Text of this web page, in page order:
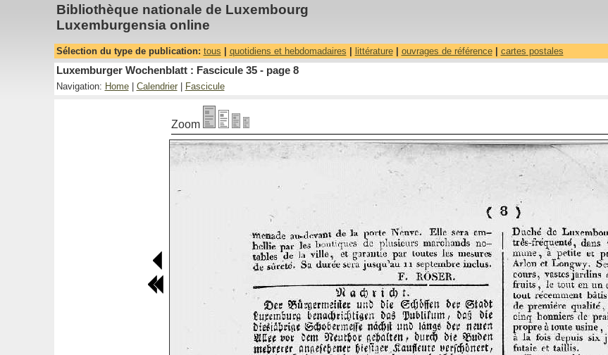
Bibliothèque nationale de Luxembourg
Luxemburgensia online
Sélection du type de publication: tous quotidiens et hebdomadaires littérature| ouvrages de référence| cartes postales
Luxemburger Wochenblatt : Fascicule 35 - page 8
Navigation: Home| Calendrier| Fascicule
Zoom